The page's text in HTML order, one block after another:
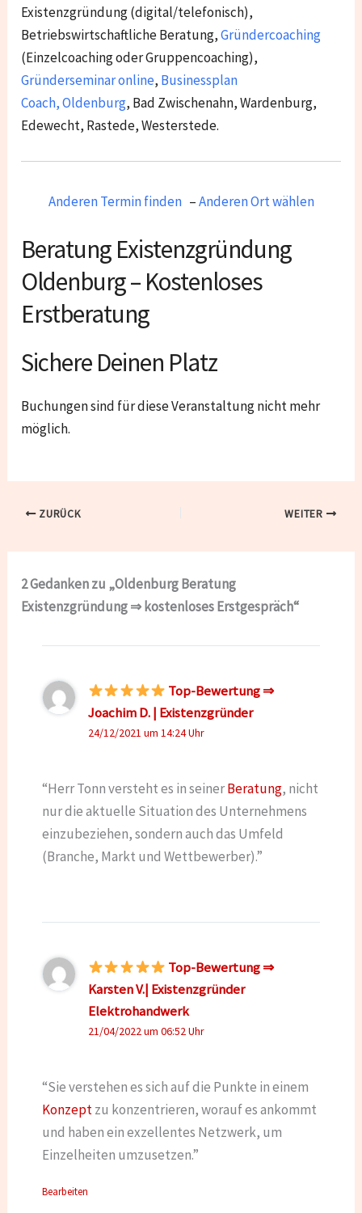
Existenzgründung (digital/telefonisch),
Betriebswirtschaftliche Beratung,Gründercoaching
(Einzelcoaching oder Gruppencoaching),
Gründerseminar online, Businessplan
Coach,Oldenburg, Bad Zwischenahn, Wardenburg,
Edewecht, Rastede, Westerstede.
Anderen Termin finden–Anderen Ort wählen
Beratung Existenzgründung
Oldenburg – Kostenloses
Erstberatung
Sichere Deinen Platz
Buchungen sind für diese Veranstaltung nicht mehr
möglich.
ZURÜCK WEITER
2 Gedanken zu „Oldenburg Beratung
Existenzgründung ⇒ kostenloses Erstgespräch“
Top-Bewertung ⇒
Joachim D. | Existenzgründer
24/12/2021 um 14:24 Uhr
“Herr Tonn versteht es in seinerBeratung, nicht
nur die aktuelle Situation des Unternehmens
einzubeziehen, sondern auch das Umfeld
(Branche, Markt und Wettbewerber).”
Top-Bewertung ⇒
Karsten V.| Existenzgründer
Elektrohandwerk
21/04/2022 um 06:52 Uhr
“Sie verstehen es sich auf die Punkte in einem
Konzeptzu konzentrieren, worauf es ankommt
und haben ein exzellentes Netzwerk, um
Einzelheiten umzusetzen.”
Bearbeiten